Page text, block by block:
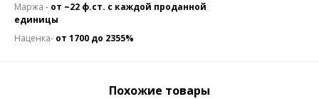
Маржа - от ~22 ф.ст. с каждой проданной
единицы
Наценка- от 1700 до 2355%
Похожие товары